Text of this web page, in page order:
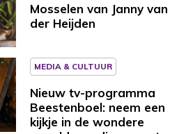
Mosselen van Janny van
der Heijden
MEDIA & CULTUUR
Nieuw tv-programma
Beestenboel: neem een
kijkje in de wondere